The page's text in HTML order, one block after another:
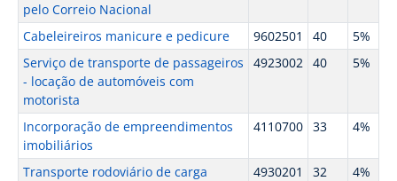
pelo Correio Nacional
Cabeleireiros manicure e pedicure 9602501 40
5%
Serviço de transporte de passageiros
- locação de automóveis com
motorista
4923002 40 5%
Incorporação de empreendimentos
imobiliários
4110700 33 4%
Transporte rodoviário de carga
4930201 32 4%